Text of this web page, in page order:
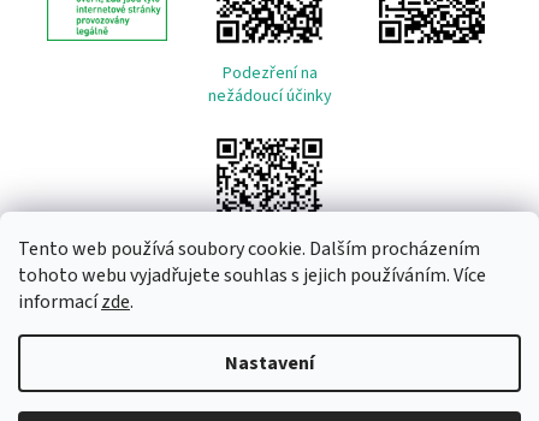
Tento web používá soubory cookie. Dalším procházením
tohoto webu vyjadřujete souhlas s jejich používáním. Více
informacízde.
Nastavení
Podezření na
nežádoucí účinky